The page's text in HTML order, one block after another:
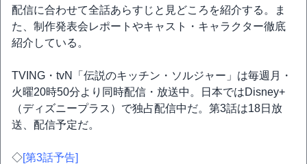
配信に合わせて全話あらすじと見どころを紹介する。ま
た、制作発表会レポートやキャスト・キャラクター徹底
紹介している。
TVING・tvN「伝説のキッチン・ソルジャー」は毎週月・
火曜20時50分より同時配信・放送中。日本ではDisney+
（ディズニープラス）で独占配信中だ。第3話は18日放
送、配信予定だ。
◇[第3話予告]